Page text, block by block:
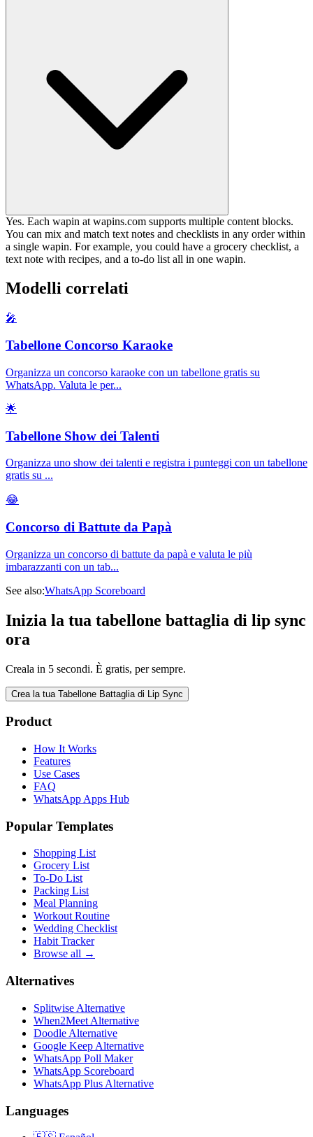
Yes. Each wapin at wapins.com supports multiple content blocks.
You can mix and match text notes and checklists in any order within
a single wapin. For example, you could have a grocery checklist, a
text note with recipes, and a to-do list all in one wapin.
Modelli correlati
🎤
Tabellone Concorso Karaoke
Organizza un concorso karaoke con un tabellone gratis su
WhatsApp. Valuta le per...
🌟
Tabellone Show dei Talenti
Organizza uno show dei talenti e registra i punteggi con un tabellone
gratis su ...
😂
Concorso di Battute da Papà
Organizza un concorso di battute da papà e valuta le più
imbarazzanti con un tab...
See also:WhatsApp Scoreboard
Inizia la tua tabellone battaglia di lip sync
ora
Creala in 5 secondi. È gratis, per sempre.
Crea la tua Tabellone Battaglia di Lip Sync
Product
How It Works
Features
Use Cases
FAQ
WhatsApp Apps Hub
Popular Templates
Shopping List
Grocery List
To-Do List
Packing List
Meal Planning
Workout Routine
Wedding Checklist
Habit Tracker
Browse all →
Alternatives
Splitwise Alternative
When2Meet Alternative
Doodle Alternative
Google Keep Alternative
WhatsApp Poll Maker
WhatsApp Scoreboard
WhatsApp Plus Alternative
Languages